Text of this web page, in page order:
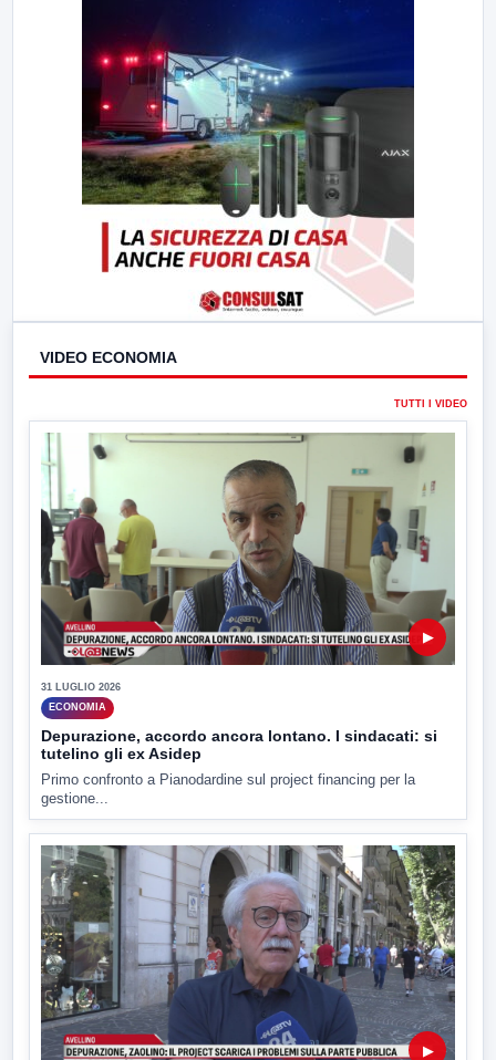
VIDEO ECONOMIA
TUTTI I VIDEO
▶
31 LUGLIO 2026
ECONOMIA
Depurazione, accordo ancora lontano. I sindacati: si
tutelino gli ex Asidep
Primo confronto a Pianodardine sul project financing per la
gestione...
▶